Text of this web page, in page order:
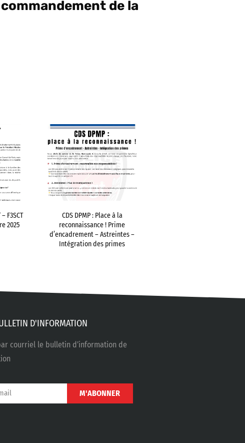
de la
F3SCT
2025
CDS DPMP : Place à la
reconnaissance ! Prime
d’encadrement – Astreintes –
Intégration des primes
D'INFORMATION
courriel le bulletin d’information de
M'ABONNER